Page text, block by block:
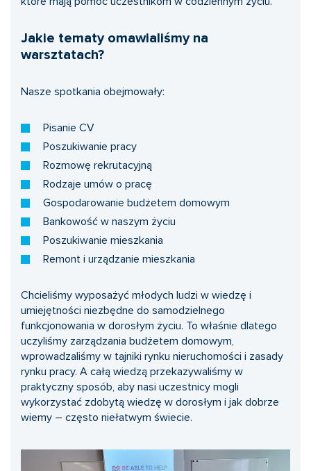
Jakie tematy omawialiśmy na
warsztatach?
Nasze spotkania obejmowały:
Pisanie CV
Poszukiwanie pracy
Rozmowę rekrutacyjną
Rodzaje umów o pracę
Gospodarowanie budżetem domowym
Bankowość w naszym życiu
Poszukiwanie mieszkania
Remont i urządzanie mieszkania
Chcieliśmy wyposażyć młodych ludzi w wiedzę i
umiejętności niezbędne do samodzielnego
funkcjonowania w dorosłym życiu. To właśnie dlatego
uczyliśmy zarządzania budżetem domowym,
wprowadzaliśmy w tajniki rynku nieruchomości i zasady
rynku pracy. A całą wiedzą przekazywaliśmy w
praktyczny sposób, aby nasi uczestnicy mogli
wykorzystać zdobytą wiedzę w dorosłym i jak dobrze
wiemy – często niełatwym świecie.